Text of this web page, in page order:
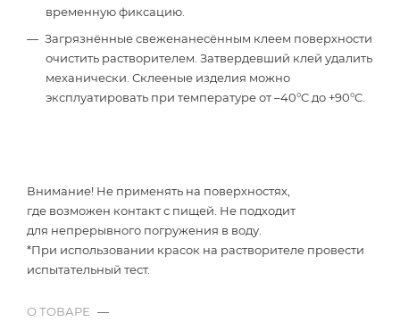
временную фиксацию.
Загрязнённые свеженанесённым клеем поверхности
очистить растворителем. Затвердевший клей удалить
механически. Склееные изделия можно
эксплуатировать при температуре от –40°C до +90°C.
Внимание! Не применять на поверхностях,
где возможен контакт с пищей. Не подходит
для непрерывного погружения в воду.
*При использовании красок на растворителе провести
испытательный тест.
О ТОВАРЕ —